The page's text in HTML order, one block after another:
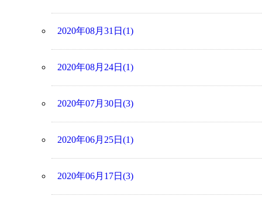
2020年08月31日(1)
2020年08月24日(1)
2020年07月30日(3)
2020年06月25日(1)
2020年06月17日(3)